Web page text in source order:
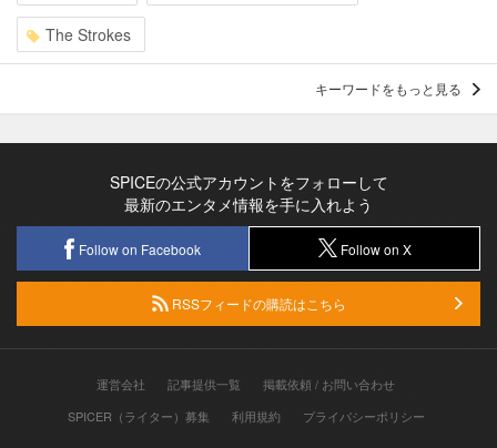
The Strokes
キーワードをもっと見る
SPICEの公式アカウントをフォローして
最新のエンタメ情報を手に入れよう
Follow on Facebook Follow on X
RSSフィードの購読はこちら
運営会社 記事提供一覧
掲載依頼 / お問い合わせ
SPICER（ライター）募集
利用規約 プライバシーポリシー